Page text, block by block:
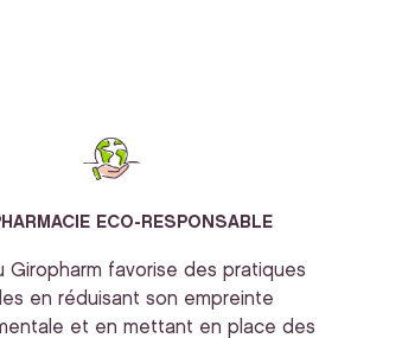
ECO-RESPONSABLE
Giropharm favorise des pratiques
en réduisant son empreinte
et en mettant en place des